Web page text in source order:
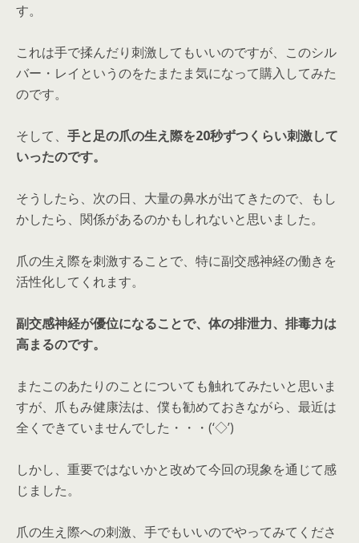
す。
これは手で揉んだり刺激してもいいのですが、このシル
バー・レイというのをたまたま気になって購入してみた
のです。
そして、 手と足の爪の生え際を20秒ずつくらい刺激して
いったのです。
そうしたら、次の日、大量の鼻水が出てきたので、もし
かしたら、関係があるのかもしれないと思いました。
爪の生え際を刺激することで、特に副交感神経の働きを
活性化してくれます。
副交感神経が優位になることで、体の排泄力、排毒力は
高まるのです。
またこのあたりのことについても触れてみたいと思いま
すが、爪もみ健康法は、僕も勧めておきながら、最近は
全くできていませんでした・・・(‘◇’)ゞ
しかし、重要ではないかと改めて今回の現象を通じて感
じました。
爪の生え際への刺激、手でもいいのでやってみてくださ